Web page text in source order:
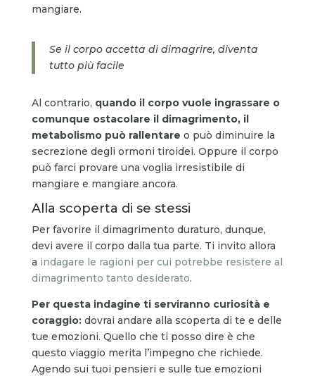
mangiare.
Se il corpo accetta di dimagrire, diventa
tutto più facile
Al contrario, quando il corpo vuole ingrassare o
comunque ostacolare il dimagrimento, il
metabolismo può rallentare o può diminuire la
secrezione degli ormoni tiroidei. Oppure il corpo
può farci provare una voglia irresistibile di
mangiare e mangiare ancora.
Alla scoperta di se stessi
Per favorire il dimagrimento duraturo, dunque,
devi avere il corpo dalla tua parte. Ti invito allora
a indagare le ragioni per cui potrebbe resistere al
dimagrimento tanto desiderato.
Per questa indagine ti serviranno curiosità e
coraggio:dovrai andare alla scoperta di te e delle
tue emozioni. Quello che ti posso dire è che
questo viaggio merita l’impegno che richiede.
Agendo sui tuoi pensieri e sulle tue emozioni